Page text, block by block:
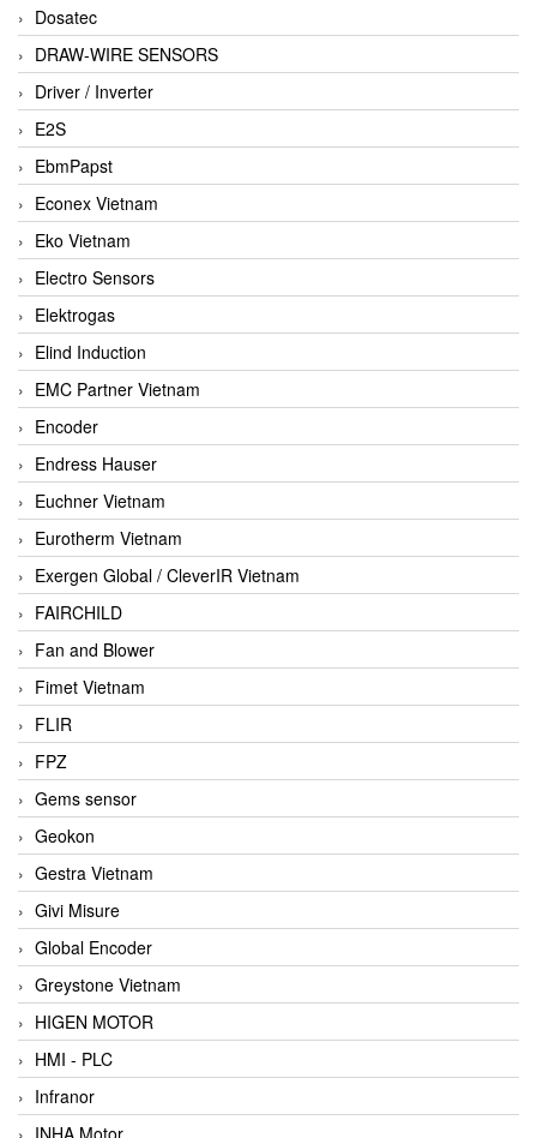
Dosatec
DRAW-WIRE SENSORS
Driver / Inverter
E2S
EbmPapst
Econex Vietnam
Eko Vietnam
Electro Sensors
Elektrogas
Elind Induction
EMC Partner Vietnam
Encoder
Endress Hauser
Euchner Vietnam
Eurotherm Vietnam
Exergen Global / CleverIR Vietnam
FAIRCHILD
Fan and Blower
Fimet Vietnam
FLIR
FPZ
Gems sensor
Geokon
Gestra Vietnam
Givi Misure
Global Encoder
Greystone Vietnam
HIGEN MOTOR
HMI - PLC
Infranor